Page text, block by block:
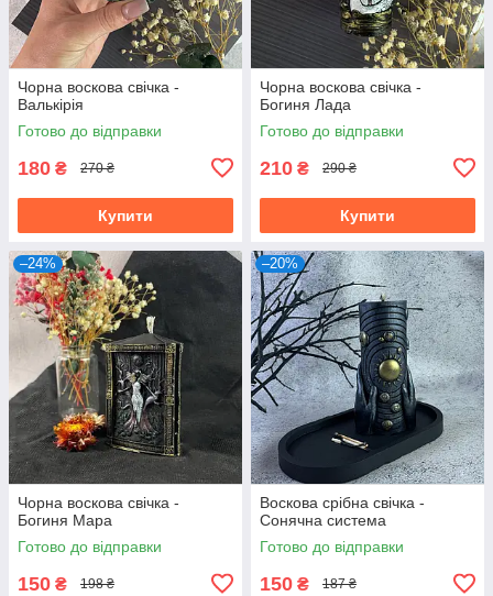
Чорна воскова свічка -
Валькірія
Готово до відправки
180 ₴ 270 ₴
Купити
Чорна воскова свічка -
Богиня Лада
Готово до відправки
210 ₴ 290 ₴
Купити
–24%
Чорна воскова свічка -
Богиня Мара
Готово до відправки
150 ₴ 198 ₴
–20%
Воскова срібна свічка -
Сонячна система
Готово до відправки
150 ₴ 187 ₴